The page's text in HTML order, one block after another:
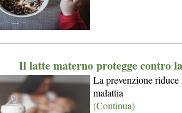
Il latte materno protegge contro
La prevenzione
malattia
(Continua)